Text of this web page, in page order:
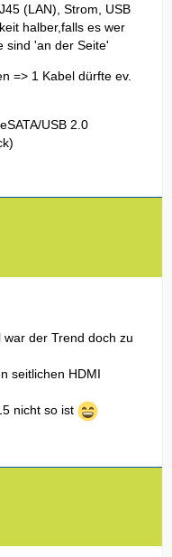
(LAN), Strom, USB
halber,falls es wer
sind 'an der Seite'
=> 1 Kabel dürfte ev.
USB 2.0
der Trend doch zu
seitlichen HDMI
nicht so ist